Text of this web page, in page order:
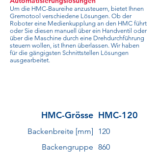
Um die HMC-Baureihe anzusteuern, bietet Ihnen
Gremotool verschiedene Lösungen. Ob der
Roboter eine Medienkupplung an den HMC führt
oder Sie diesen manuell über ein Handventil oder
über die Maschine durch eine Drehdurchführung
steuern wollen, ist Ihnen überlassen. Wir haben
für die gängigsten Schnittstellen Lösungen
ausgearbeitet.
HMC-Grösse HMC-120
Backenbreite [mm]
120
Backengruppe 860